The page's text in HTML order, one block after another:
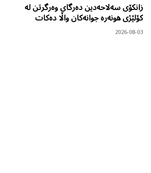
زانکۆی سەلاحەدین دەرگای وەرگرتن لە
کۆلێژی هونەرە جوانەکان واڵا دەکات
2026-08-03